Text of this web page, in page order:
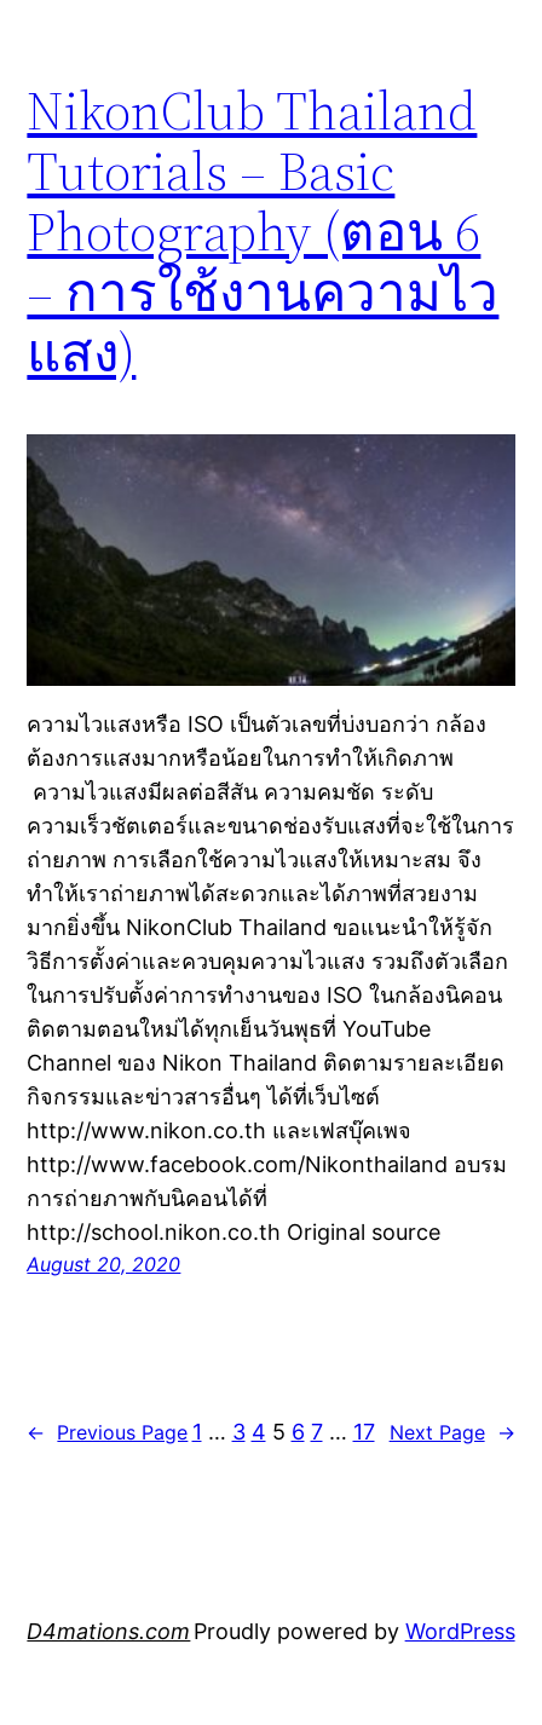
NikonClub Thailand
Tutorials – Basic
Photography (ตอน 6
– การใช้งานความไว
แสง)
ความไวแสงหรือ ISO เป็นตัวเลขที่บ่งบอกว่า กล้อง
ต้องการแสงมากหรือน้อยในการทำให้เกิดภาพ
ความไวแสงมีผลต่อสีสัน ความคมชัด ระดับ
ความเร็วชัตเตอร์และขนาดช่องรับแสงที่จะใช้ในการ
ถ่ายภาพ การเลือกใช้ความไวแสงให้เหมาะสม จึง
ทำให้เราถ่ายภาพได้สะดวกและได้ภาพที่สวยงาม
มากยิ่งขึ้น NikonClub Thailand ขอแนะนำให้รู้จัก
วิธีการตั้งค่าและควบคุมความไวแสง รวมถึงตัวเลือก
ในการปรับตั้งค่าการทำงานของ ISO ในกล้องนิคอน
ติดตามตอนใหม่ได้ทุกเย็นวันพุธที่ YouTube
Channel ของ Nikon Thailand ติดตามรายละเอียด
กิจกรรมและข่าวสารอื่นๆ ได้ที่เว็บไซต์
http://www.nikon.co.th และเฟสบุ๊คเพจ
http://www.facebook.com/Nikonthailand อบรม
การถ่ายภาพกับนิคอนได้ที่
http://school.nikon.co.th Original source
August 20, 2020
← Previous Page 1 … 3 4 5 6 7 … 17 Next Page →
D4mations.com Proudly powered by WordPress